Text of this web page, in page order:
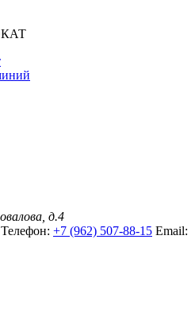
д.4
Телефон: +7 (962) 507-88-15 Email: